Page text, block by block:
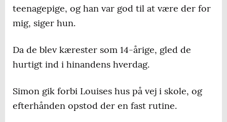
teenagepige, og han var god til at være der for
mig, siger hun.
Da de blev kærester som 14-årige, gled de
hurtigt ind i hinandens hverdag.
Simon gik forbi Louises hus på vej i skole, og
efterhånden opstod der en fast rutine.